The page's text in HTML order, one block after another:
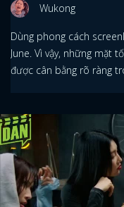
Wukong
Dùng phong cách
June. Vì vậy, những mặt
được cân bằng rõ ràng